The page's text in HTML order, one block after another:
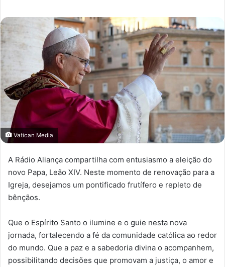
Vatican Media
A Rádio Aliança compartilha com entusiasmo a eleição do
novo Papa, Leão XIV. Neste momento de renovação para a
Igreja, desejamos um pontificado frutífero e repleto de
bênçãos.
Que o Espírito Santo o ilumine e o guie nesta nova
jornada, fortalecendo a fé da comunidade católica ao redor
do mundo. Que a paz e a sabedoria divina o acompanhem,
possibilitando decisões que promovam a justiça, o amor e